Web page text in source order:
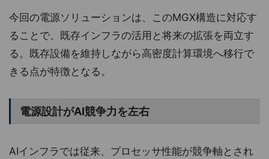
今回の電源ソリューションは、このMGX構造に対応す
ることで、既存インフラの活用と将来の拡張を両立す
る。既存設備を維持しながら高密度計算環境へ移行で
きる点が特徴となる。
電源設計がAI競争力を左右
AIインフラでは従来、プロセッサ性能が競争軸とされ